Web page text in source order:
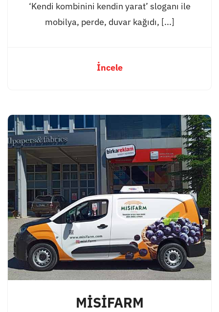
‘Kendi kombinini kendin yarat’ sloganı ile
mobilya, perde, duvar kağıdı, [...]
İncele
MİSİFARM